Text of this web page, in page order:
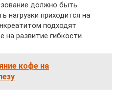
должно быть
нагрузки приходится на
подходят
на развитие гибкости.
кофе на